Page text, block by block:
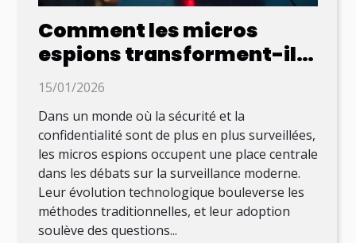
Comment les micros
espions transforment-ils
la surveillance moderne ?
15/01/2026
Dans un monde où la sécurité et la
confidentialité sont de plus en plus surveillées,
les micros espions occupent une place centrale
dans les débats sur la surveillance moderne.
Leur évolution technologique bouleverse les
méthodes traditionnelles, et leur adoption
soulève des questions...